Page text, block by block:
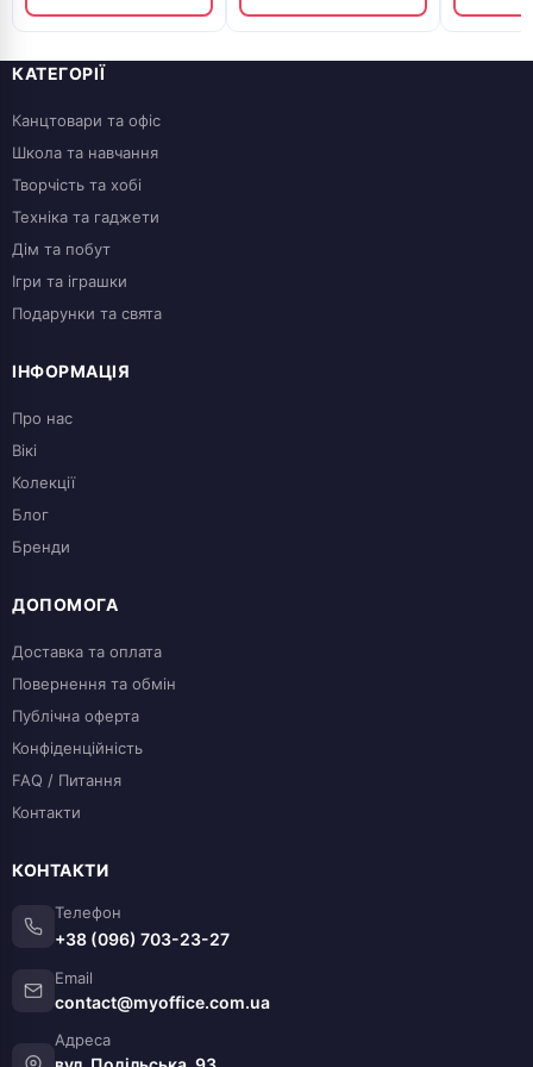
КАТЕГОРІЇ
Канцтовари та офіс
Школа та навчання
Творчість та хобі
Техніка та гаджети
Дім та побут
Ігри та іграшки
Подарунки та свята
ІНФОРМАЦІЯ
Про нас
Вікі
Колекції
Блог
Бренди
ДОПОМОГА
Доставка та оплата
Повернення та обмін
Публічна оферта
Конфіденційність
FAQ / Питання
Контакти
КОНТАКТИ
Телефон
+38 (096) 703-23-27
Email
contact@myoffice.com.ua
Адреса